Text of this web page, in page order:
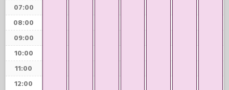
07:00
08:00
09:00
10:00
11:00
12:00